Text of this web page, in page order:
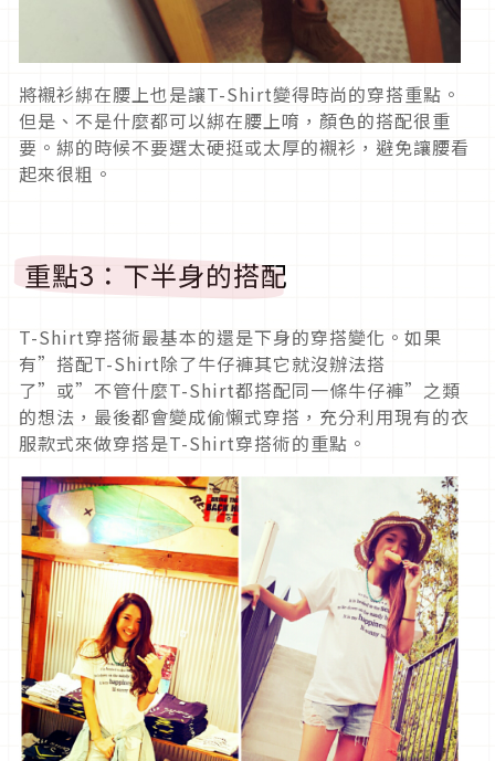
將襯衫綁在腰上也是讓T-Shirt變得時尚的穿搭重點。
但是、不是什麼都可以綁在腰上唷，顏色的搭配很重
要。綁的時候不要選太硬挺或太厚的襯衫，避免讓腰看
起來很粗。
重點3：下半身的搭配
T-Shirt穿搭術最基本的還是下身的穿搭變化。如果
有”搭配T-Shirt除了牛仔褲其它就沒辦法搭
了”或”不管什麼T-Shirt都搭配同一條牛仔褲”之類
的想法，最後都會變成偷懶式穿搭，充分利用現有的衣
服款式來做穿搭是T-Shirt穿搭術的重點。